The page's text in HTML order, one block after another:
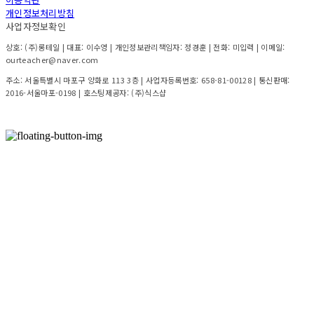
개인정보처리방침
사업자정보확인
상호: (주)롱테일 | 대표: 이수영 | 개인정보관리책임자: 정경훈 | 전화: 미입력 | 이메일:
ourteacher@naver.com
주소: 서울특별시 마포구 양화로 113 3층 | 사업자등록번호: 658-81-00128| 통신판매:
2016-서울마포-0198 | 호스팅제공자: (주)식스샵